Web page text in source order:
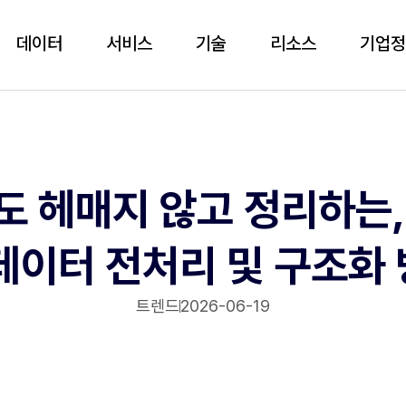
데이터 서비스 기술 리소스 기업
헤매지 않고 정리하
이터 전처리 및 구조화
트렌드2026-06-19